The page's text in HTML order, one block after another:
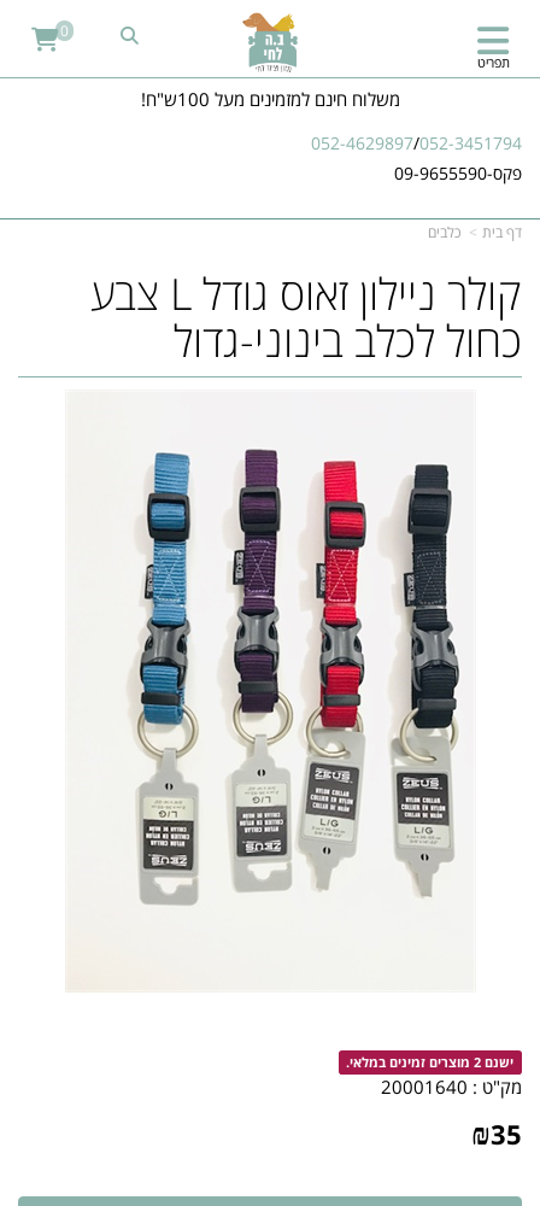
משלוח חינם למזמינים מעל 100ש"ח!
052-4629897/052-3451794
פקס-09-9655590
תפריט
0
דף בית כלבים
​קולר ניילון זאוס גודל L צבע
כחול לכלב בינוני-גדול
ישנם 2 מוצרים זמינים במלאי.
מק"ט : 20001640
₪35